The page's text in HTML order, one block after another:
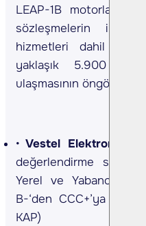
LEAP-1B motorların
sözleşmelerin
hizmetleri dahil
yaklaşık 5.900 mn
ulaşmasının
Vestel Elektronik
değerlendirme
Yerel ve Yabancı
B-‘den CCC+’ya
KAP)